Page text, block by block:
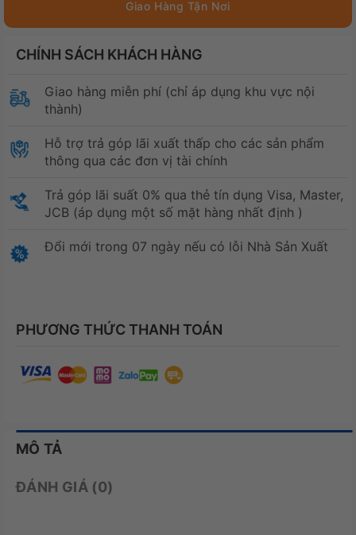
CHÍNH SÁCH KHÁCH HÀNG
Giao hàng miễn phí (chỉ áp dụng khu vực nội
thành)
Hỗ trợ trả góp lãi xuất thấp cho các sản phẩm
thông qua các đơn vị tài chính
Trả góp lãi suất 0% qua thẻ tín dụng Visa, Master,
JCB (áp dụng một số mặt hàng nhất định )
Đổi mới trong 07 ngày nếu có lỗi Nhà Sản Xuất
PHƯƠNG THỨC THANH TOÁN
MÔ TẢ
ĐÁNH GIÁ (0)